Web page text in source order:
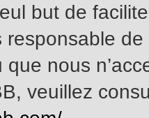
but de
responsable
nous
veuillez